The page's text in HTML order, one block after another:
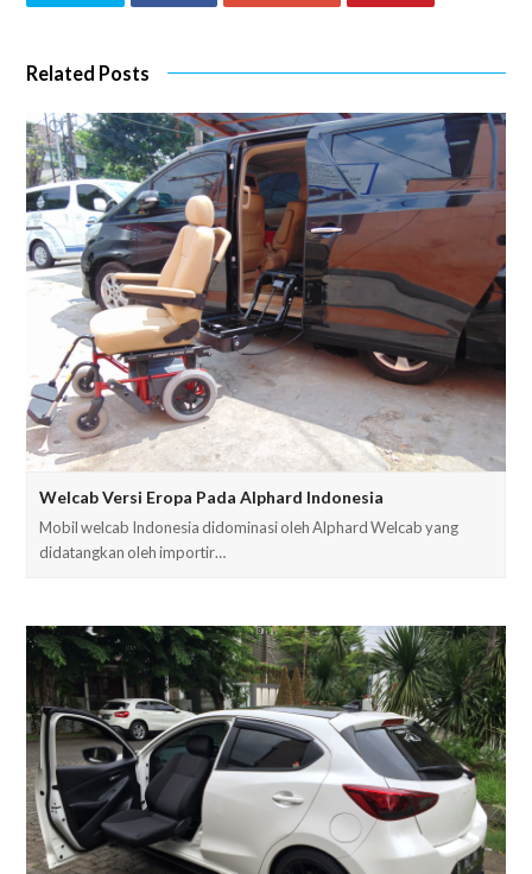
Related Posts
Welcab Versi Eropa Pada Alphard Indonesia
Mobil welcab Indonesia didominasi oleh Alphard Welcab yang
didatangkan oleh importir…